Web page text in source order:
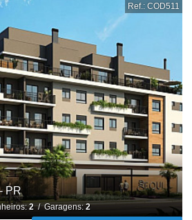
Ref.: COD511
PR
2/ Garagens:2